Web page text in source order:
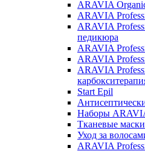
ARAVIA
ARAVIA
ARAVIA
педикюра
ARAVIA
ARAVIA
ARAVIA
Start Epil
Наборы
Тканевые маски
Уход за
ARAVIA